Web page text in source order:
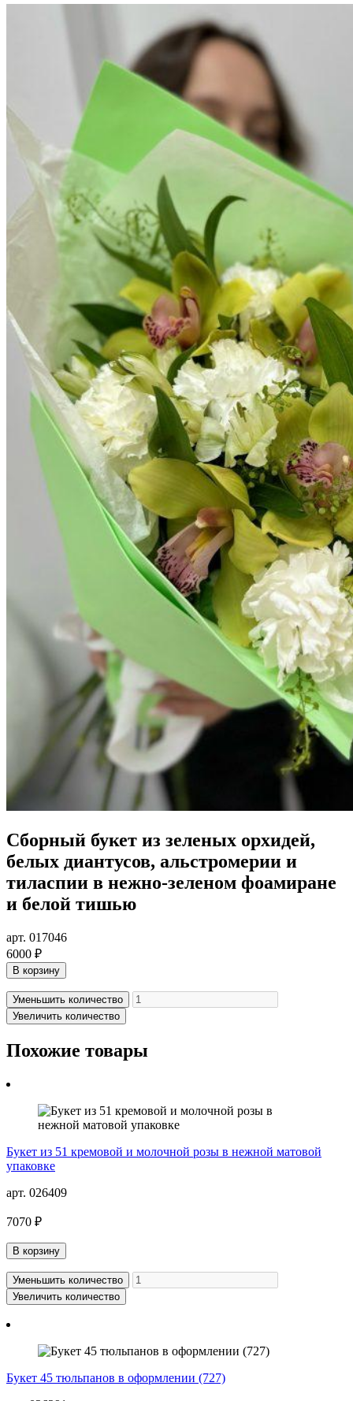
Сборный букет из зеленых орхидей,
белых диантусов, альстромерии и
тиласпии в нежно-зеленом фоамиране
и белой тишью
арт. 017046
6000 ₽
В корзину
Уменьшить количество
Увеличить количество
Похожие товары
Букет из 51 кремовой и молочной розы в нежной матовой
упаковке
арт. 026409
7070 ₽
В корзину
Уменьшить количество
Увеличить количество
Букет 45 тюльпанов в оформлении (727)